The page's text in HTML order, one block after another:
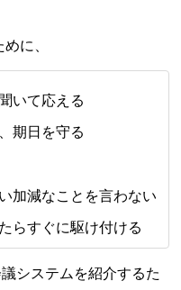
に、
いて応える
期日を守る
加減なことを言わない
らすぐに駆け付ける
システムを紹介するた